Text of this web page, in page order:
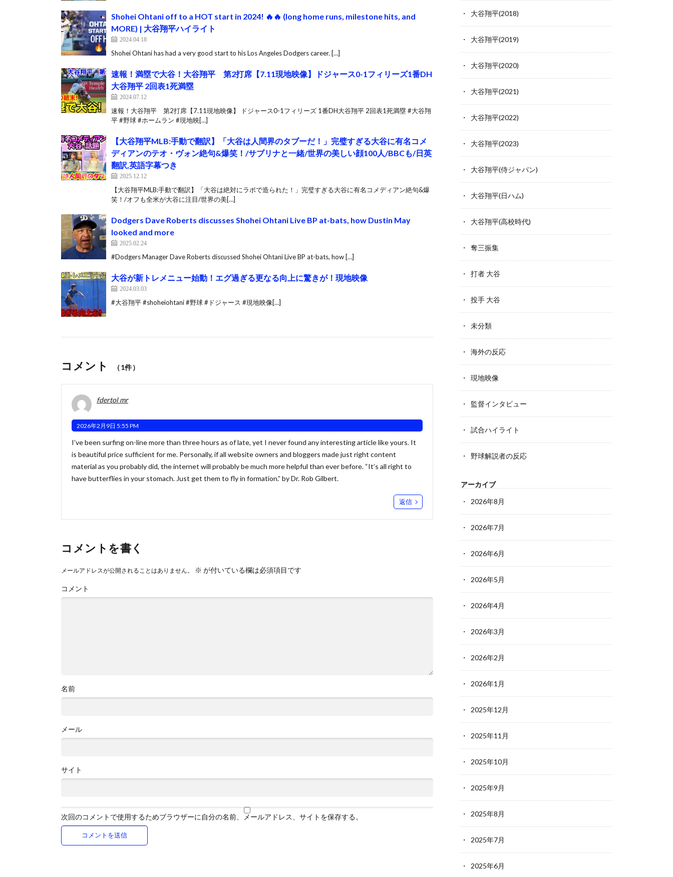
Shohei Ohtani off to a HOT start in 2024! 🔥🔥 (long home runs, milestone hits, and
MORE) | 大谷翔平ハイライト
2024.04.18
Shohei Ohtani has had a very good start to his Los Angeles Dodgers career. […]
速報！満塁で大谷！大谷翔平 第2打席【7.11現地映像】ドジャース0-1フィリーズ1番DH
大谷翔平 2回表1死満塁
2024.07.12
速報！大谷翔平 第2打席【7.11現地映像】 ドジャース0-1フィリーズ 1番DH大谷翔平 2回表1死満塁 #大谷翔
平 #野球 #ホームラン #現地映[…]
【大谷翔平MLB:手動で翻訳】「大谷は人間界のタブーだ！」完璧すぎる大谷に有名コメ
ディアンのテオ・ヴォン絶句&爆笑！/サブリナと一緒/世界の美しい顔100人/BBCも/日英
翻訳,英語字幕つき
2025.12.12
【大谷翔平MLB:手動で翻訳】「大谷は絶対にラボで造られた！」完璧すぎる大谷に有名コメディアン絶句&爆
笑！/オフも全米が大谷に注目/世界の美[…]
Dodgers Dave Roberts discusses Shohei Ohtani Live BP at-bats, how Dustin May
looked and more
2025.02.24
#Dodgers Manager Dave Roberts discussed Shohei Ohtani Live BP at-bats, how […]
大谷が新トレメニュー始動！エグ過ぎる更なる向上に驚きが！現地映像
2024.03.03
#大谷翔平 #shoheiohtani #野球 #ドジャース #現地映像[…]
コメント （1件）
fdertol mr
2026年2月9日 5:55 PM
I’ve been surfing on-line more than three hours as of late, yet I never found any interesting article like yours. It
is beautiful price sufficient for me. Personally, if all website owners and bloggers made just right content
material as you probably did, the internet will probably be much more helpful than ever before. “It’s all right to
have butterflies in your stomach. Just get them to fly in formation.” by Dr. Rob Gilbert.
返信
コメントを書く
メールアドレスが公開されることはありません。 ※ が付いている欄は必須項目です
コメント
名前
メール
サイト
次回のコメントで使用するためブラウザーに自分の名前、メールアドレス、サイトを保存する。
大谷翔平(2018)
大谷翔平(2019)
大谷翔平(2020)
大谷翔平(2021)
大谷翔平(2022)
大谷翔平(2023)
大谷翔平(侍ジャパン)
大谷翔平(日ハム)
大谷翔平(高校時代)
奪三振集
打者 大谷
投手 大谷
未分類
海外の反応
現地映像
監督インタビュー
試合ハイライト
野球解説者の反応
アーカイブ
2026年8月
2026年7月
2026年6月
2026年5月
2026年4月
2026年3月
2026年2月
2026年1月
2025年12月
2025年11月
2025年10月
2025年9月
2025年8月
2025年7月
2025年6月